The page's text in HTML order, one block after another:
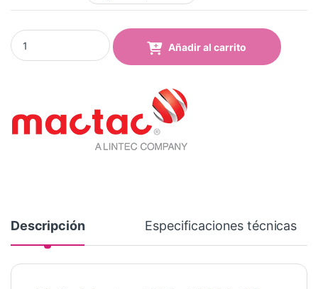
Vinilo Mactac MACal 8208-26 Pro Buttercup Mate quantity
Añadir al carrito
Descripción Especificaciones técnicas